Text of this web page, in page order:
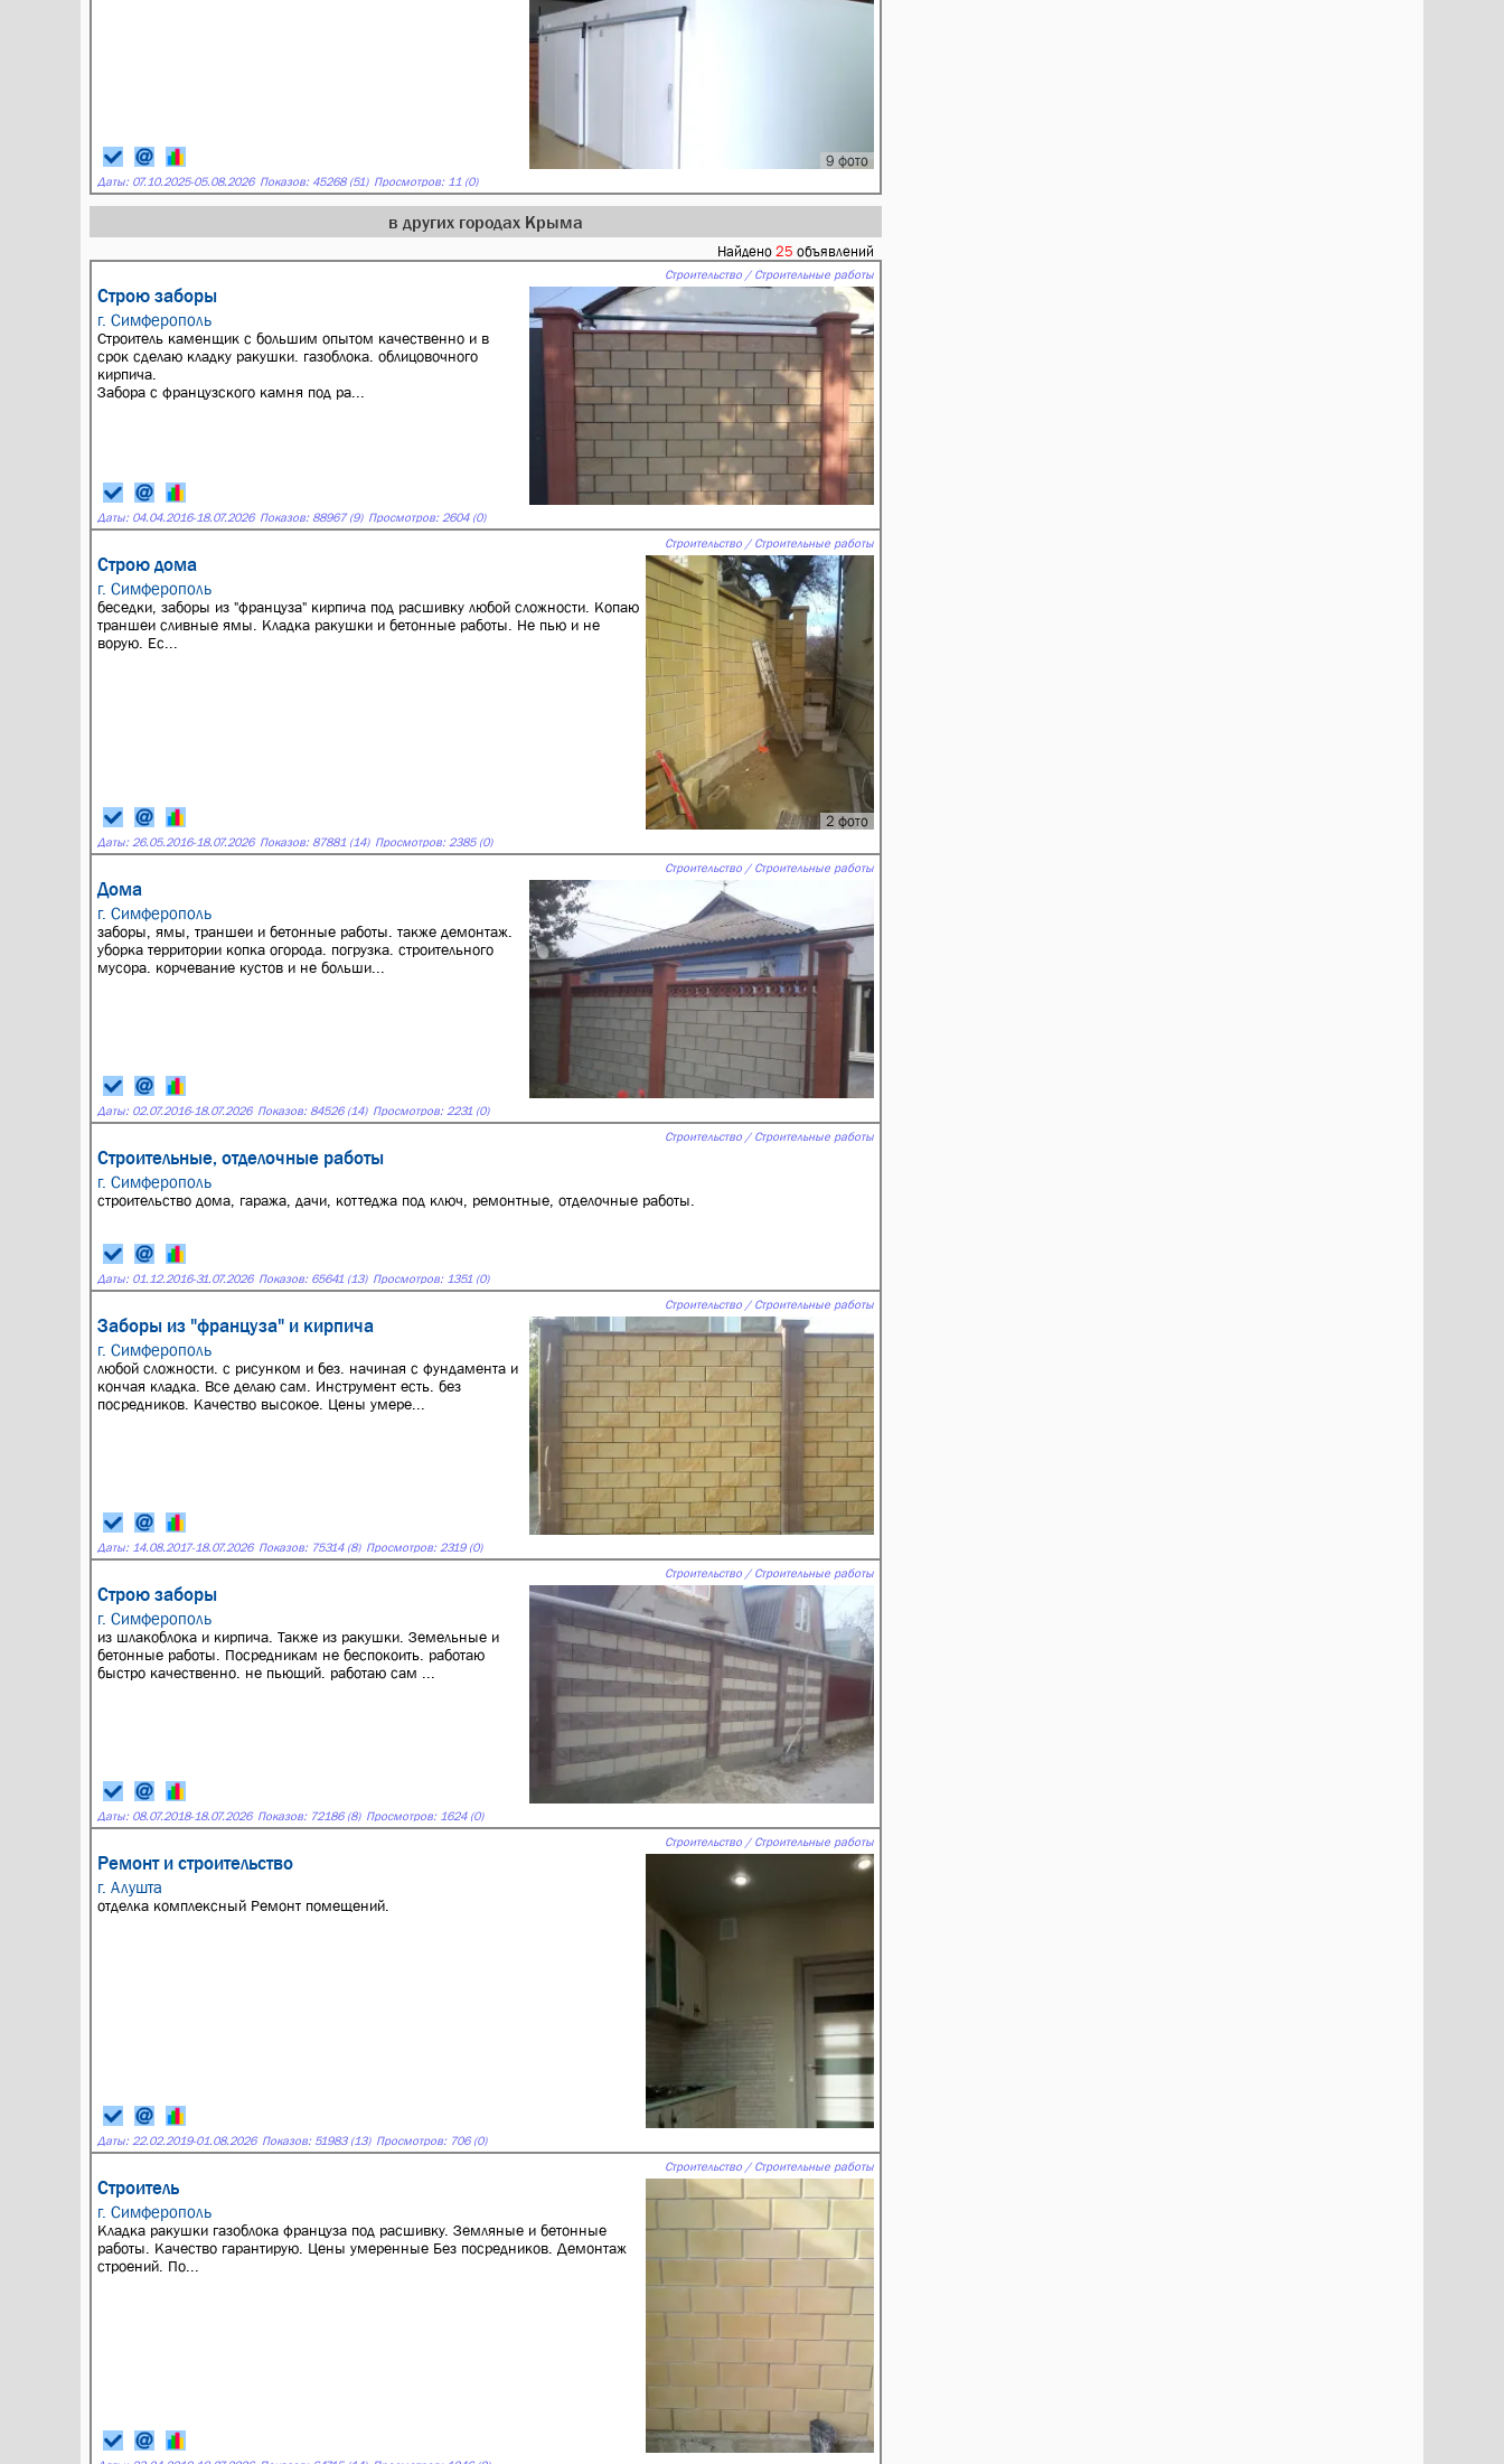
9 фото
Даты: 07.10.2025-05.08.2026 Показов: 45268 (51) Просмотров: 11 (0)
в других городах Крыма
Найдено 25 объявлений
Строительство / Строительные работы
Строю заборы
г. Симферополь
Строитель каменщик с большим опытом качественно и в
срок сделаю кладку ракушки. газоблока. облицовочного
кирпича.
Забора с французского камня под ра...
Даты: 04.04.2016-18.07.2026 Показов: 88967 (9) Просмотров: 2604 (0)
Строительство / Строительные работы
Строю дома
г. Симферополь
2 фото
беседки, заборы из "француза" кирпича под расшивку любой сложности. Копаю
траншеи сливные ямы. Кладка ракушки и бетонные работы. Не пью и не
ворую. Ес...
Даты: 26.05.2016-18.07.2026 Показов: 87881 (14) Просмотров: 2385 (0)
Строительство / Строительные работы
Дома
г. Симферополь
заборы, ямы, траншеи и бетонные работы. также демонтаж.
уборка территории копка огорода. погрузка. строительного
мусора. корчевание кустов и не больши...
Даты: 02.07.2016-18.07.2026 Показов: 84526 (14) Просмотров: 2231 (0)
Строительство / Строительные работы
Строительные, отделочные работы
г. Симферополь
строительство дома, гаража, дачи, коттеджа под ключ, ремонтные, отделочные работы.
Даты: 01.12.2016-31.07.2026 Показов: 65641 (13) Просмотров: 1351 (0)
Строительство / Строительные работы
Заборы из "француза" и кирпича
г. Симферополь
любой сложности. с рисунком и без. начиная с фундамента и
кончая кладка. Все делаю сам. Инструмент есть. без
посредников. Качество высокое. Цены умере...
Даты: 14.08.2017-18.07.2026 Показов: 75314 (8) Просмотров: 2319 (0)
Строительство / Строительные работы
Строю заборы
г. Симферополь
из шлакоблока и кирпича. Также из ракушки. Земельные и
бетонные работы. Посредникам не беспокоить. работаю
быстро качественно. не пьющий. работаю сам ...
Даты: 08.07.2018-18.07.2026 Показов: 72186 (8) Просмотров: 1624 (0)
Строительство / Строительные работы
Ремонт и строительство
г. Алушта
отделка комплексный Ремонт помещений.
Даты: 22.02.2019-01.08.2026 Показов: 51983 (13) Просмотров: 706 (0)
Строительство / Строительные работы
Строитель
г. Симферополь
Кладка ракушки газоблока француза под расшивку. Земляные и бетонные
работы. Качество гарантирую. Цены умеренные Без посредников. Демонтаж
строений. По...